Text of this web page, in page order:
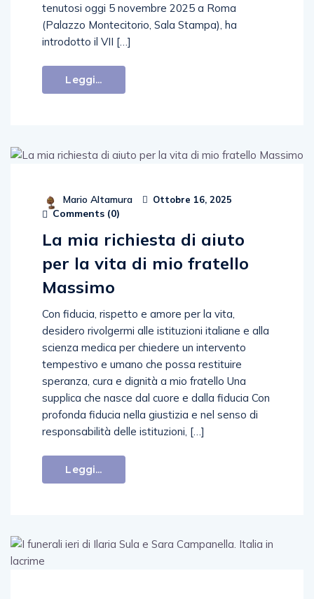
tenutosi oggi 5 novembre 2025 a Roma
(Palazzo Montecitorio, Sala Stampa), ha
introdotto il VII […]
Leggi...
Mario Altamura Ottobre 16, 2025
Comments (0)
La mia richiesta di aiuto
per la vita di mio fratello
Massimo
Con fiducia, rispetto e amore per la vita,
desidero rivolgermi alle istituzioni italiane e alla
scienza medica per chiedere un intervento
tempestivo e umano che possa restituire
speranza, cura e dignità a mio fratello Una
supplica che nasce dal cuore e dalla fiducia Con
profonda fiducia nella giustizia e nel senso di
responsabilità delle istituzioni, […]
Leggi...